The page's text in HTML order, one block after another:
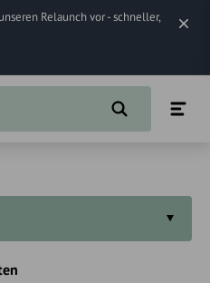
Relaunch vor - schneller,